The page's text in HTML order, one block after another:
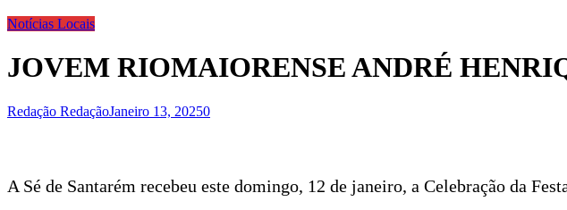
Notícias Locais
JOVEM RIOMAIORENSE ANDRÉ
Redação RedaçãoJaneiro 13, 20250
A Sé de Santarém recebeu este domingo, 12 de janeiro, a Celebração da